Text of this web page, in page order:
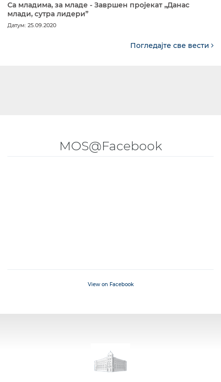
Са младима, за младе - Завршен пројекат „Данас
млади, сутра лидери”
Датум: 25.09.2020
Погледајте све вести
MOS@Facebook
View on Facebook